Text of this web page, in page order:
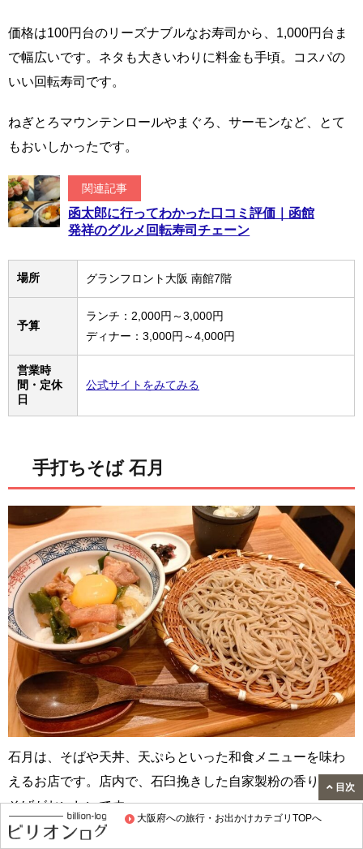
大阪府への旅行・お出かけカテゴリTOPへ
価格は100円台のリーズナブルなお寿司から、1,000円台ま
で幅広いです。ネタも大きいわりに料金も手頃。コスパの
いい回転寿司です。
ねぎとろマウンテンロールやまぐろ、サーモンなど、とて
もおいしかったです。
関連記事
函太郎に行ってわかった口コミ評価｜函館
発祥のグルメ回転寿司チェーン
場所 グランフロント大阪 南館7階
予算
ランチ：2,000円～3,000円
ディナー：3,000円～4,000円
営業時
間・定休
日
公式サイトをみてみる
手打ちそば 石月
石月は、そばや天丼、天ぷらといった和食メニューを味わ
えるお店です。店内で、石臼挽きした自家製粉の香り高い
そばがおいしいです。
カンター席もあり、一人でも利用しやすいです。
目次